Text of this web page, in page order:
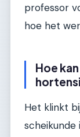
professor
hoe het
Hoe
Het klinkt
scheikunde